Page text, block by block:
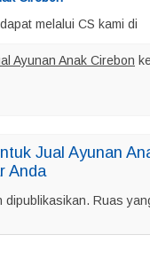
melalui CS kami di
Ayunan Anak Cirebon
Jual Ayunan
Anda
dipublikasikan. Ruas